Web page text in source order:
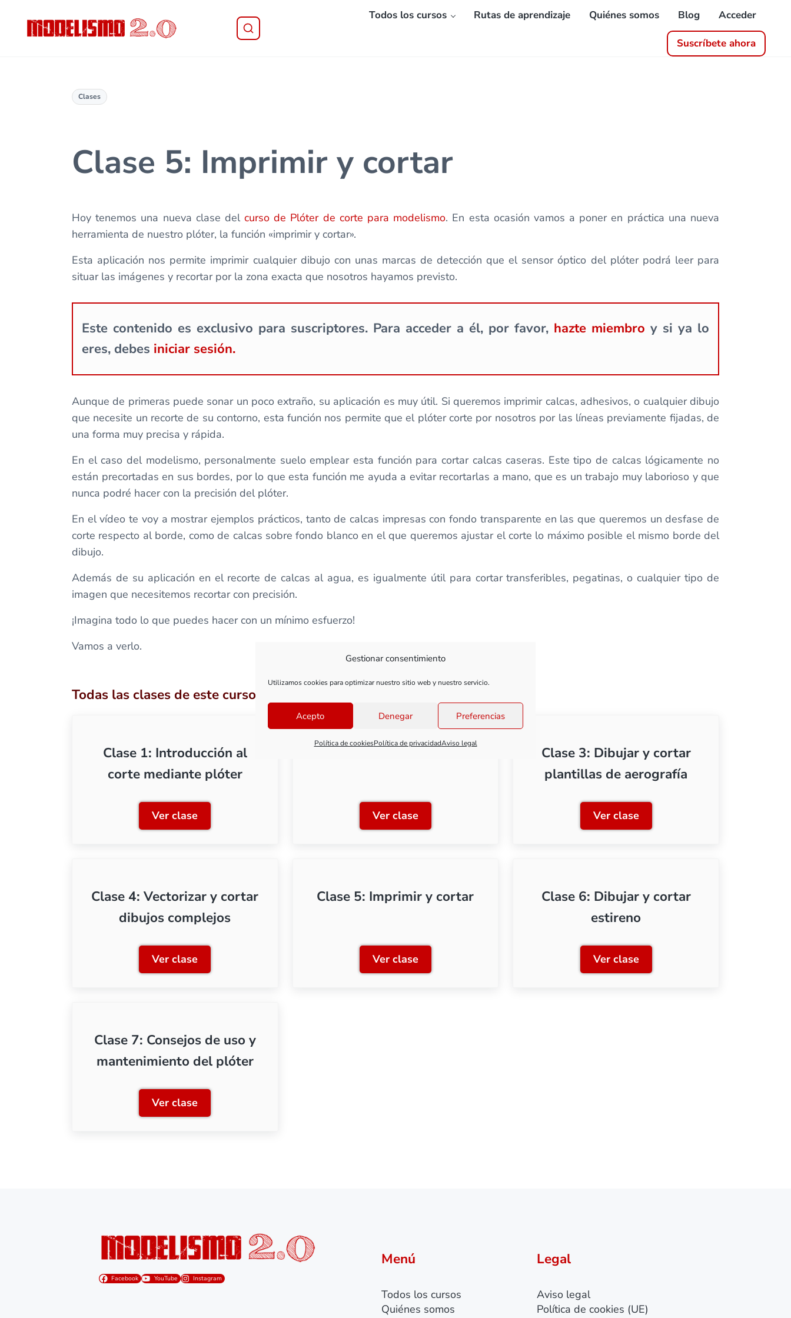
Gestionar consentimiento
Utilizamos cookies para optimizar nuestro sitio web y nuestro servicio.
Acepto Denegar Preferencias
Política de cookiesPolítica de privacidadAviso legal
Todos los cursos Rutas de aprendizaje Quiénes somos Blog Acceder
Suscríbete ahora
Clases
Clase 5: Imprimir y cortar
Hoy tenemos una nueva clase delcurso de Plóter de corte para modelismo. En esta ocasión vamos a poner en práctica una nueva
herramienta de nuestro plóter, la función «imprimir y cortar».
Esta aplicación nos permite imprimir cualquier dibujo con unas marcas de detección que el sensor óptico del plóter podrá leer para
situar las imágenes y recortar por la zona exacta que nosotros hayamos previsto.
Este contenido es exclusivo para suscriptores. Para acceder a él, por favor, hazte miembro y si ya lo
eres, debes iniciar sesión.
Aunque de primeras puede sonar un poco extraño, su aplicación es muy útil. Si queremos imprimir calcas, adhesivos, o cualquier dibujo
que necesite un recorte de su contorno, esta función nos permite que el plóter corte por nosotros por las líneas previamente fijadas, de
una forma muy precisa y rápida.
En el caso del modelismo, personalmente suelo emplear esta función para cortar calcas caseras. Este tipo de calcas lógicamente no
están precortadas en sus bordes, por lo que esta función me ayuda a evitar recortarlas a mano, que es un trabajo muy laborioso y que
nunca podré hacer con la precisión del plóter.
En el vídeo te voy a mostrar ejemplos prácticos, tanto de calcas impresas con fondo transparente en las que queremos un desfase de
corte respecto al borde, como de calcas sobre fondo blanco en el que queremos ajustar el corte lo máximo posible el mismo borde del
dibujo.
Además de su aplicación en el recorte de calcas al agua, es igualmente útil para cortar transferibles, pegatinas, o cualquier tipo de
imagen que necesitemos recortar con precisión.
¡Imagina todo lo que puedes hacer con un mínimo esfuerzo!
Vamos a verlo.
Todas las clases de este curso
Clase 1: Introducción al
corte mediante plóter
Ver claseClase 1: Introducción al corte mediante plóter
Clase 2: Primeros cortes
Ver claseClase 2: Primeros cortes
Clase 3: Dibujar y cortar
plantillas de aerografía
Ver claseClase 3: Dibujar y cortar plantillas
Clase 4: Vectorizar y cortar
dibujos complejos
Ver claseClase 4: Vectorizar y cortar dibujos complejos
Clase 5: Imprimir y cortar
Ver claseClase 5: Imprimir y cortar
Clase 6: Dibujar y cortar
estireno
Ver claseClase 6: Dibujar y cortar estireno
Clase 7: Consejos de uso y
mantenimiento del plóter
Ver claseClase 7: Consejos de uso y mantenimiento del plóter
Facebook YouTube Instagram
Menú
Todos los cursos
Quiénes somos
Legal
Aviso legal
Política de cookies (UE)